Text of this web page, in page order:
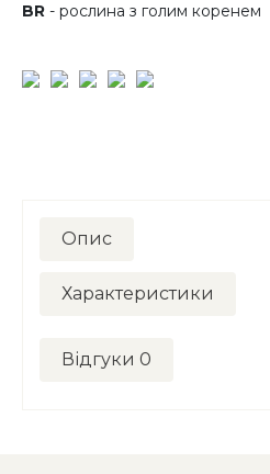
BR - рослина з голим коренем
Опис
Характеристики
Відгуки 0